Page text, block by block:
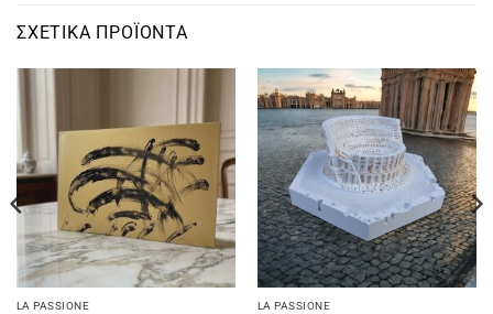
ΣΧΕΤΙΚΆ ΠΡΟΪΌΝΤΑ
LA PASSIONE LA PASSIONE